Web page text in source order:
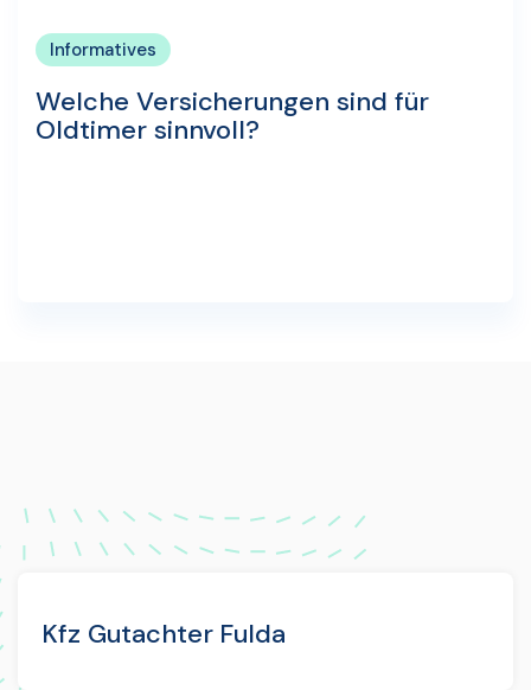
Informatives
Welche Versicherungen sind für
Oldtimer sinnvoll?
Kfz Gutachter Fulda